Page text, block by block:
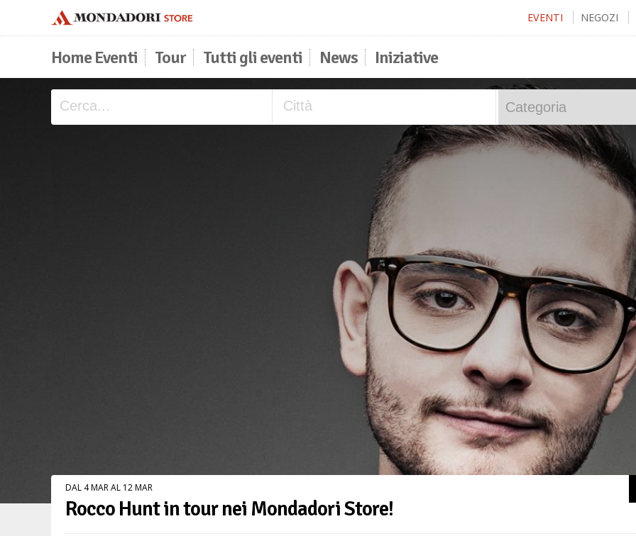
EVENTI NEGOZI
Home Eventi Tour Tutti gli eventi News Iniziative
DAL 4 MAR AL 12 MAR
Rocco Hunt in tour nei Mondadori Store!